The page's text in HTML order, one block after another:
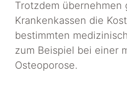
Trotzdem übernehmen
Krankenkassen die
bestimmten
zum Beispiel bei einer
Osteoporose.